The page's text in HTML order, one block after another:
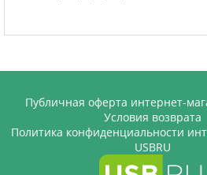
Публичная оферта интернет-
Условия возврата
Политика конфиденциальности
USBRU